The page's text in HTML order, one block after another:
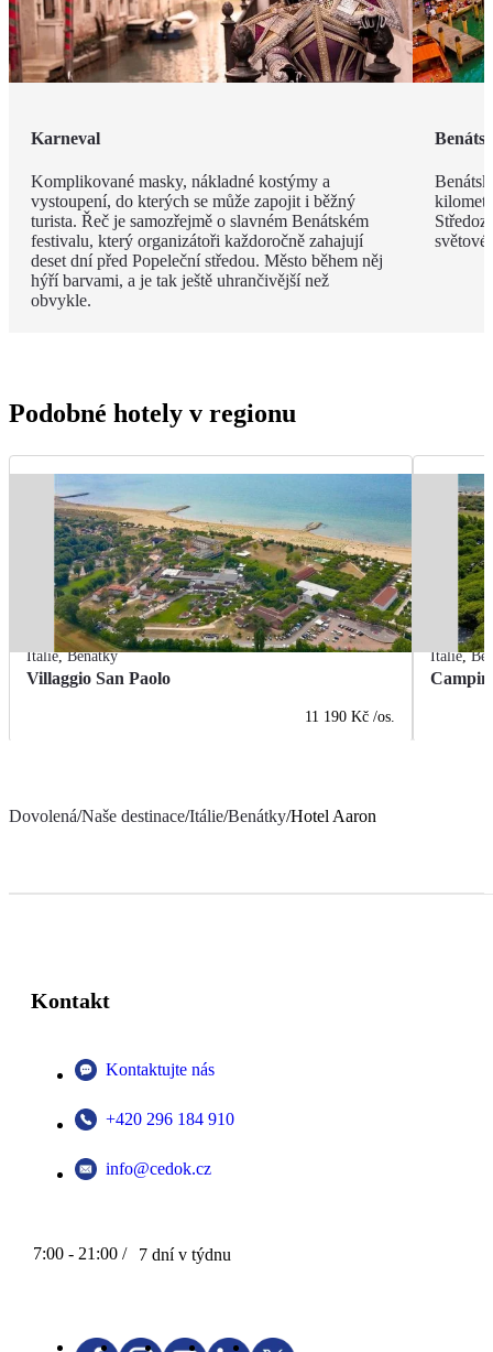
Karneval
Komplikované masky, nákladné kostýmy a
vystoupení, do kterých se může zapojit i běžný
turista. Řeč je samozřejmě o slavném Benátském
festivalu, který organizátoři každoročně zahajují
deset dní před Popeleční středou. Město během něj
hýří barvami, a je tak ještě uhrančivější než
obvykle.
Podobné hotely v regionu
Itálie,Benátky
Villaggio San Paolo
11 190 Kč /os.
Itálie,
Dovolená/Naše destinace/Itálie/Benátky/Hotel Aaron
Kontakt
Kontaktujte nás
+420 296 184 910
info@cedok.cz
7:00 - 21:00 / 7 dní v týdnu